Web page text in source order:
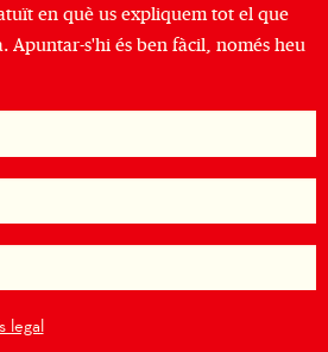
en què us expliquem tot el que
Apuntar-s'hi és ben fàcil, només heu
legal